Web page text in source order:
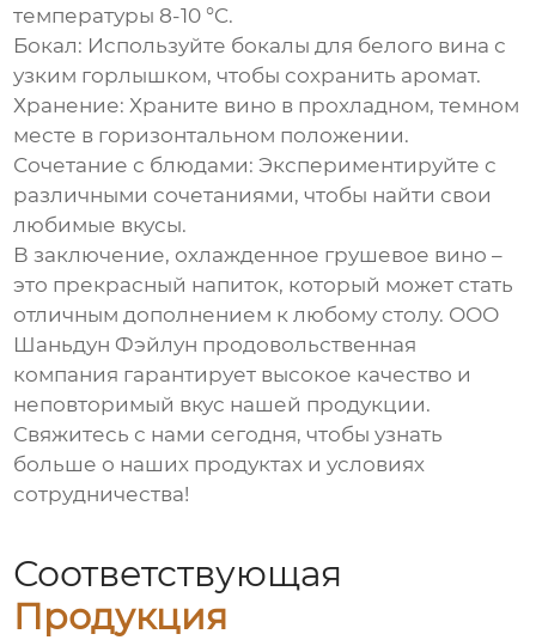
температуры 8-10 °C.
Бокал: Используйте бокалы для белого вина с
узким горлышком, чтобы сохранить аромат.
Хранение: Храните вино в прохладном, темном
месте в горизонтальном положении.
Сочетание с блюдами: Экспериментируйте с
различными сочетаниями, чтобы найти свои
любимые вкусы.
В заключение, охлажденное грушевое вино –
это прекрасный напиток, который может стать
отличным дополнением к любому столу. ООО
Шаньдун Фэйлун продовольственная
компания гарантирует высокое качество и
неповторимый вкус нашей продукции.
Свяжитесь с нами сегодня, чтобы узнать
больше о наших продуктах и условиях
сотрудничества!
Соответствующая
Продукция